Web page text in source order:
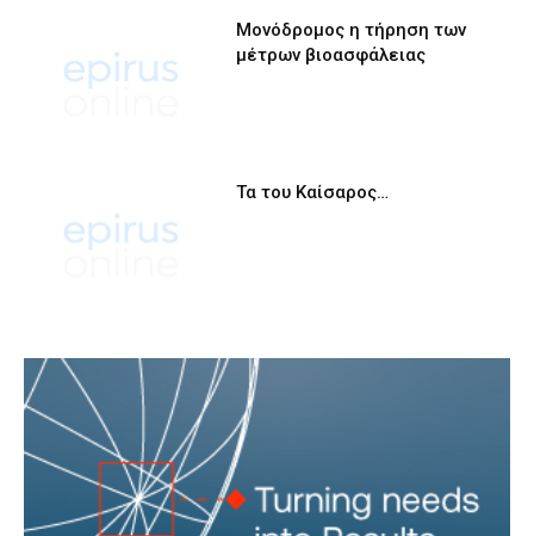
Μονόδρομος η τήρηση των
μέτρων βιοασφάλειας
Τα του Καίσαρος…